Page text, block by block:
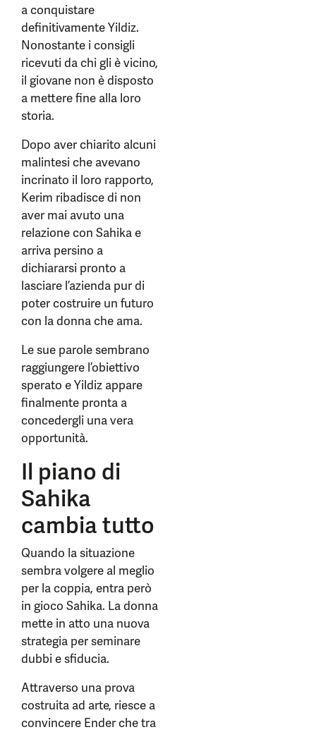
a conquistare
definitivamente Yildiz.
Nonostante i consigli
ricevuti da chi gli è vicino,
il giovane non è disposto
a mettere fine alla loro
storia.
Dopo aver chiarito alcuni
malintesi che avevano
incrinato il loro rapporto,
Kerim ribadisce di non
aver mai avuto una
relazione con Sahika e
arriva persino a
dichiararsi pronto a
lasciare l’azienda pur di
poter costruire un futuro
con la donna che ama.
Le sue parole sembrano
raggiungere l’obiettivo
sperato e Yildiz appare
finalmente pronta a
concedergli una vera
opportunità.
Il piano di
Sahika
cambia tutto
Quando la situazione
sembra volgere al meglio
per la coppia, entra però
in gioco Sahika. La donna
mette in atto una nuova
strategia per seminare
dubbi e sfiducia.
Attraverso una prova
costruita ad arte, riesce a
convincere Ender che tra